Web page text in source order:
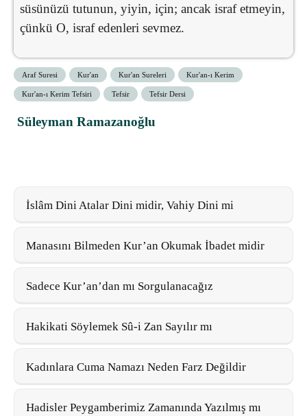
süsünüzü tutunun, yiyin, için; ancak israf etmeyin,
çünkü O, israf edenleri sevmez.
Araf Suresi Kur'an Kur'an Sureleri Kur'an-ı Kerim
Kur'an-ı Kerim Tefsiri Tefsir Tefsir Dersi
Süleyman Ramazanoğlu
İslâm Dini Atalar Dini midir, Vahiy Dini mi
Manasını Bilmeden Kur’an Okumak İbadet midir
Sadece Kur’an’dan mı Sorgulanacağız
Hakikati Söylemek Sû-i Zan Sayılır mı
Kadınlara Cuma Namazı Neden Farz Değildir
Hadisler Peygamberimiz Zamanında Yazılmış mı